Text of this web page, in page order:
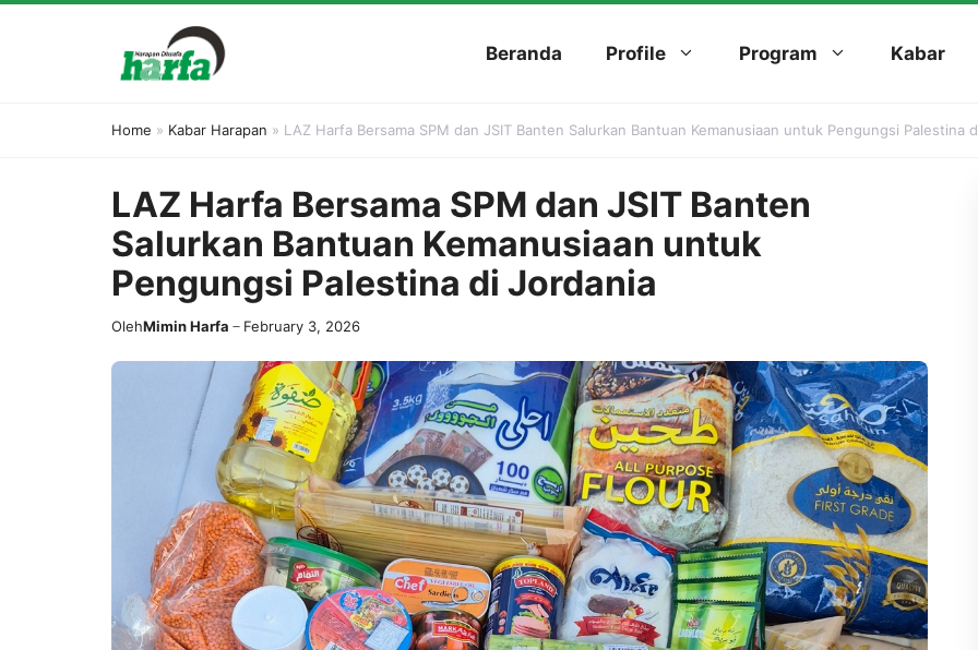
Beranda Profile Program Kabar
Home » Kabar Harapan » LAZ Harfa Bersama SPM dan JSIT Banten Salurkan Bantuan Kemanusiaan untuk Pengungsi Palestina
LAZ Harfa Bersama SPM dan JSIT Banten
Salurkan Bantuan Kemanusiaan untuk
Pengungsi Palestina di Jordania
OlehMimin Harfa February 3, 2026